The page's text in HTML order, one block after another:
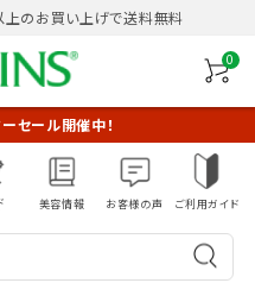
のお買い上げで送料無料
0
セール開催中！
美容情報 お客様の声 ご利用ガイド